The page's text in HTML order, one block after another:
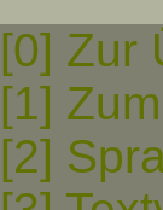
[0] Zur
[1]
[2]